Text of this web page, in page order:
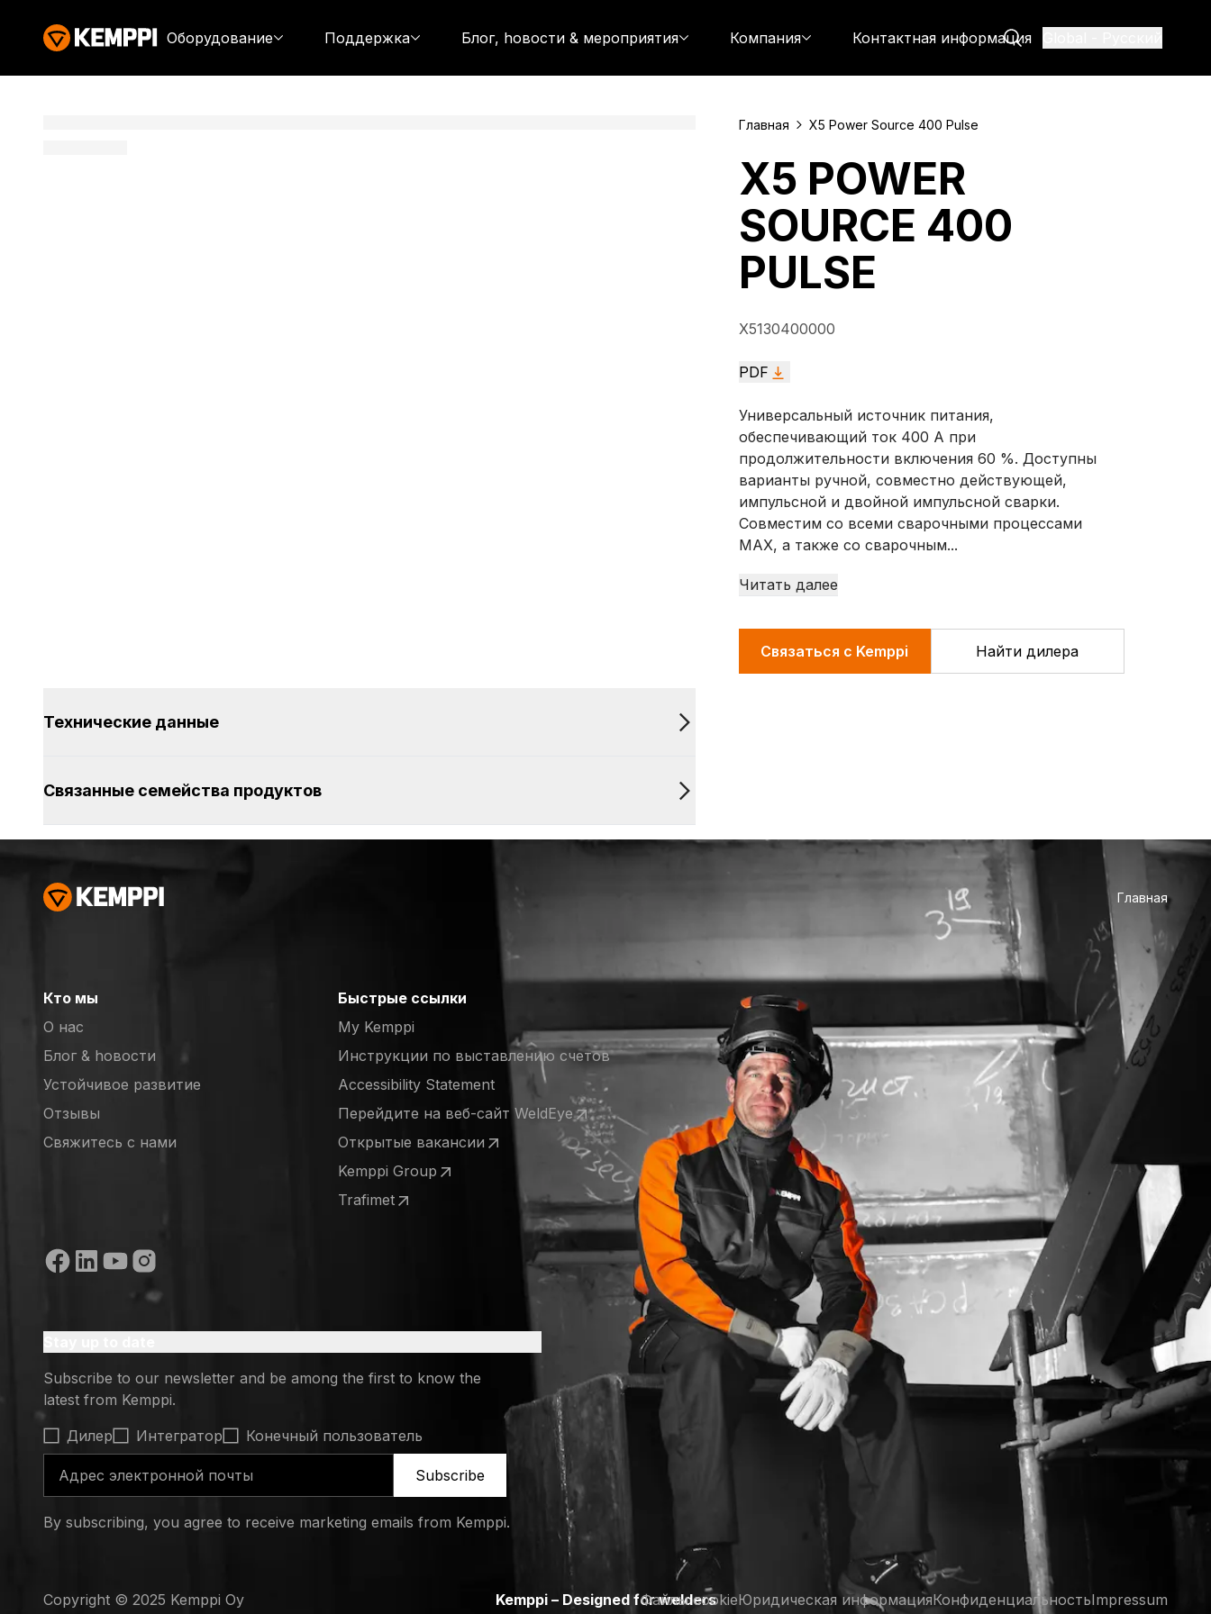
Оборудование Поддержка Блог, hовости & мероприятия Компания Контактная информация
Главная X5 Power Source 400 Pulse
X5 POWER
SOURCE 400
PULSE
X5130400000
PDF
Универсальный источник питания,
обеспечивающий ток 400 А при
продолжительности включения 60 %. Доступны
варианты ручной, совместно действующей,
импульсной и двойной импульсной сварки.
Совместим со всеми сварочными процессами
MAX, а также со сварочным...
Читать далее
Связаться с Kemppi Найти дилера
Технические данные
Связанные семейства продуктов
Главная
Кто мы
О нас
Блог & hовости
Устойчивое развитие
Отзывы
Свяжитесь с нами
Быстрые ссылки
My Kemppi
Инструкции по выставлению счетов
Accessibility Statement
Перейдите на веб-сайт WeldEye
(opens in a new tab)
Открытые вакансии
(opens in a new tab)
Kemppi Group
(opens in a new tab)
Trafimet
Социальные сети
Subscribe to our newsletter and be among the first to know the
latest from Kemppi.
Select contact type
Дилер Интегратор
Конечный пользователь
Subscribe
By subscribing, you agree to receive marketing emails from Kemppi.
Kemppi – Designed for welders
Файлы cookieЮридическая информацияКонфиденциальностьImpressum
Copyright © 2025 Kemppi Oy